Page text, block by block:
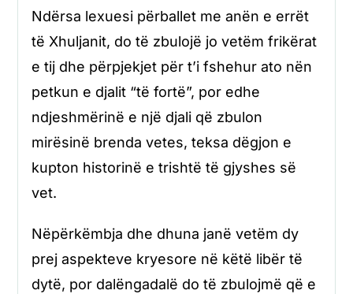
Ndërsa lexuesi përballet me anën e errët
të Xhuljanit, do të zbulojë jo vetëm frikërat
e tij dhe përpjekjet për t’i fshehur ato nën
petkun e djalit “të fortë”, por edhe
ndjeshmërinë e një djali që zbulon
mirësinë brenda vetes, teksa dëgjon e
kupton historinë e trishtë të gjyshes së
vet.
Nëpërkëmbja dhe dhuna janë vetëm dy
prej aspekteve kryesore në këtë libër të
dytë, por dalëngadalë do të zbulojmë që e